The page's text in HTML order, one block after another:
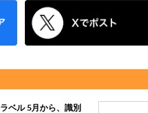
ベル 5月から、識別